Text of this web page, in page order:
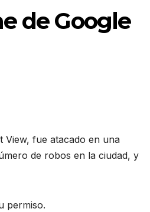
de Google
View, fue atacado en una
de robos en la ciudad, y
permiso.